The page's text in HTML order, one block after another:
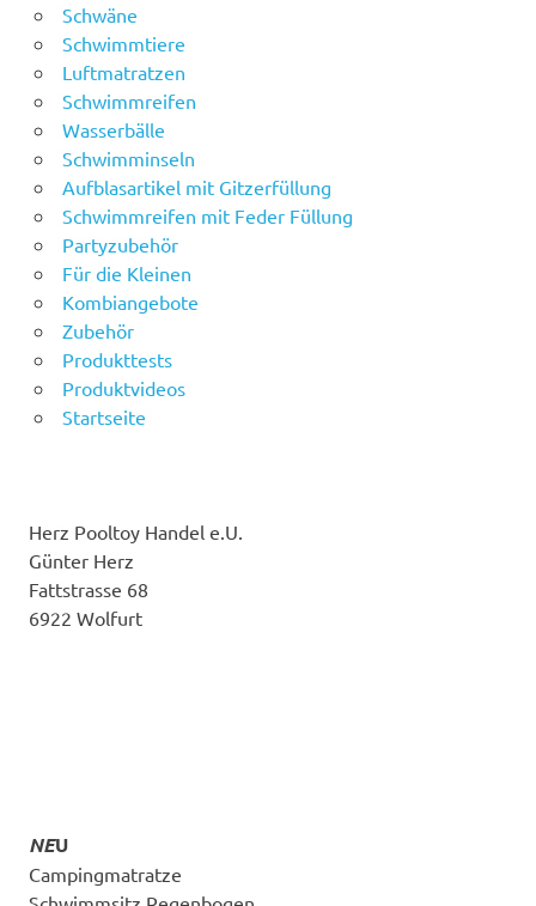
Schwäne
Schwimmtiere
Luftmatratzen
Schwimmreifen
Wasserbälle
Schwimminseln
Aufblasartikel mit Gitzerfüllung
Schwimmreifen mit Feder Füllung
Partyzubehör
Für die Kleinen
Kombiangebote
Zubehör
Produkttests
Produktvideos
Startseite
Herz Pooltoy Handel e.U.
Günter Herz
Fattstrasse 68
6922 Wolfurt
NEU
Campingmatratze